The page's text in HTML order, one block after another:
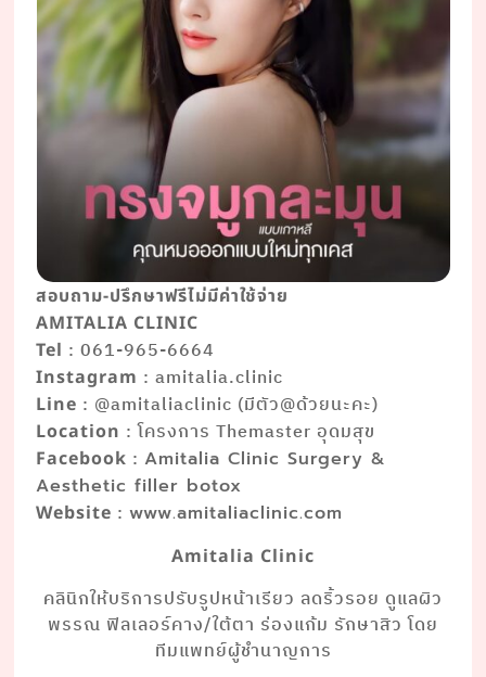
สอบถาม-ปรึกษาฟรีไม่มีค่าใช้จ่าย
AMITALIA CLINIC
Tel : 061-965-6664
Instagram : amitalia.clinic
Line : @amitaliaclinic (มีตัว@ด้วยนะคะ)
Location : โครงการ Themaster อุดมสุข
Facebook :Amitalia Clinic Surgery &
Aesthetic filler botox
Website :www.amitaliaclinic.com
Amitalia Clinic
คลินิกให้บริการปรับรูปหน้าเรียว ลดริ้วรอย ดูแลผิว
พรรณ ฟิลเลอร์คาง/ใต้ตา ร่องแก้ม รักษาสิว โดย
ทีมแพทย์ผู้ชำนาญการ